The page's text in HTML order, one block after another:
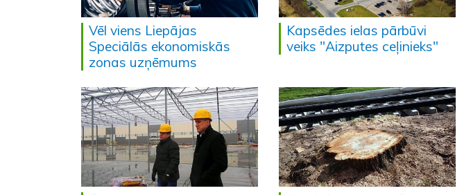
Vēl viens Liepājas
Speciālās ekonomiskās
zonas uzņēmums
Kapsēdes ielas pārbūvi
veiks "Aizputes ceļinieks"